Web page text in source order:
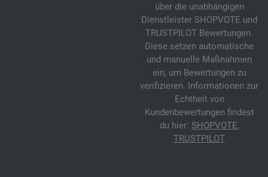
über die unabhängigen
Dienstleister SHOPVOTE und
TRUSTPILOT Bewertungen.
Diese setzen automatische
und manuelle Maßnahmen
ein, um Bewertungen zu
verifizieren. Informationen zur
Echtheit von
Kundenbewertungen findest
du hier: SHOPVOTE,
TRUSTPILOT